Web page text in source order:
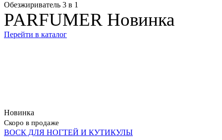
Обезжириватель 3 в 1
PARFUMER Новинка
Перейти в каталог
Новинка
Скоро в продаже
ВОСК ДЛЯ НОГТЕЙ И КУТИКУЛЫ